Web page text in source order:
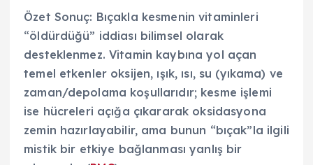
Özet Sonuç: Bıçakla kesmenin vitaminleri
“öldürdüğü” iddiası bilimsel olarak
desteklenmez. Vitamin kaybına yol açan
temel etkenler oksijen, ışık, ısı, su (yıkama) ve
zaman/depolama koşullarıdır; kesme işlemi
ise hücreleri açığa çıkararak oksidasyona
zemin hazırlayabilir, ama bunun “bıçak”la ilgili
mistik bir etkiye bağlanması yanlış bir